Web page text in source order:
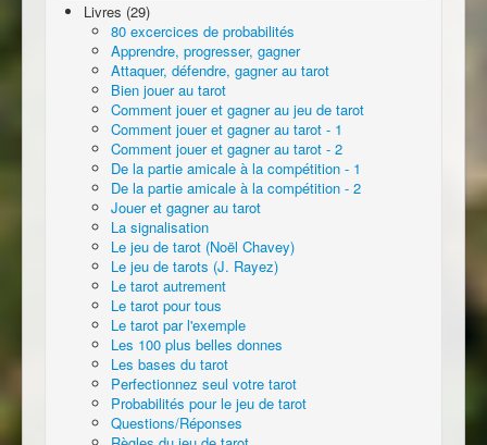
Livres (29)
80 excercices de probabilités
Apprendre, progresser, gagner
Attaquer, défendre, gagner au tarot
Bien jouer au tarot
Comment jouer et gagner au jeu de tarot
Comment jouer et gagner au tarot - 1
Comment jouer et gagner au tarot - 2
De la partie amicale à la compétition - 1
De la partie amicale à la compétition - 2
Jouer et gagner au tarot
La signalisation
Le jeu de tarot (Noël Chavey)
Le jeu de tarots (J. Rayez)
Le tarot autrement
Le tarot pour tous
Le tarot par l'exemple
Les 100 plus belles donnes
Les bases du tarot
Perfectionnez seul votre tarot
Probabilités pour le jeu de tarot
Questions/Réponses